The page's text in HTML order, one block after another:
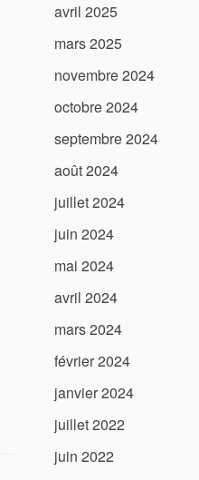
avril 2025
mars 2025
novembre 2024
octobre 2024
septembre 2024
août 2024
juillet 2024
juin 2024
mai 2024
avril 2024
mars 2024
février 2024
janvier 2024
juillet 2022
juin 2022